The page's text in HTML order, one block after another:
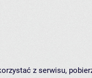
z serwisu,